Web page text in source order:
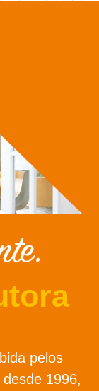
pelos
1996,